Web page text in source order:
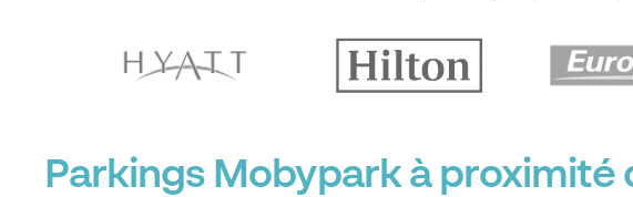
Parkings Mobypark à proximité